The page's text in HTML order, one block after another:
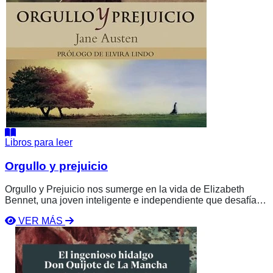
Libros para leer
Orgullo y prejuicio
Orgullo y Prejuicio nos sumerge en la vida de Elizabeth
Bennet, una joven inteligente e independiente que desafía
caótica, una madre obsesionada con los matrimonios
ventajosos y un padre distante, Elizabeth se enfrenta al
orgulloso y enigmático Fitzwilliam Darcy. A través de
enredos, malentendidos y un agudo sentido del humor, Jane
Austen teje una historia atemporal sobre el amor, la
VER MÁS
Ver
libro
Don
Quijote